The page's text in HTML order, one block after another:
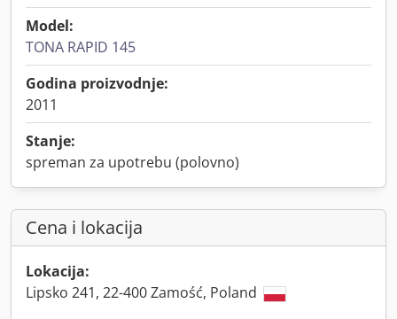
Model:
TONA RAPID 145
Godina proizvodnje:
2011
Stanje:
spreman za upotrebu (polovno)
Cena i lokacija
Lokacija:
Lipsko 241, 22-400 Zamość, Poland